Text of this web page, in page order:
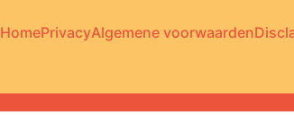
HomePrivacyAlgemene voorwaarden